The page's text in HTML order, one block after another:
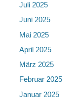
Juli 2025
Juni 2025
Mai 2025
April 2025
März 2025
Februar 2025
Januar 2025